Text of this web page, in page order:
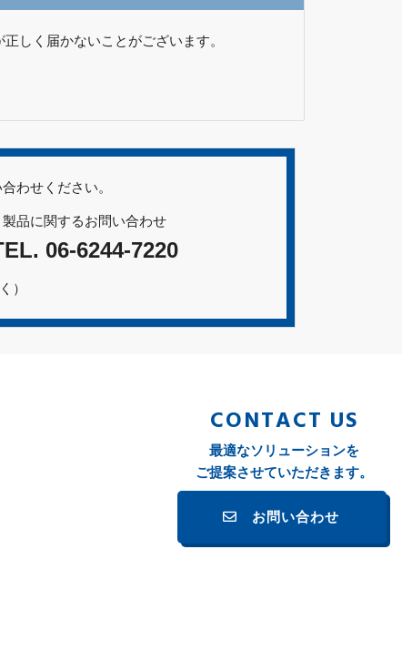
しく届かないことがございます。
わせください。
製品に関するお問い合わせ
06-6244-7220
）
CONTACT US
最適なソリューションを
ご提案させていただきます。
お問い合わせ